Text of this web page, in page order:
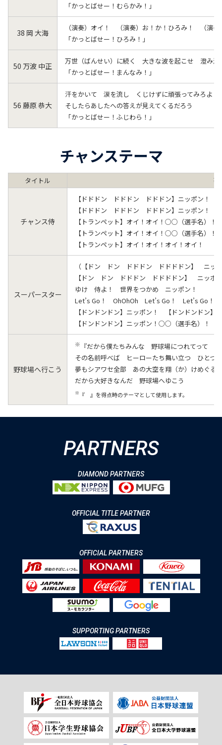
「かっとばせー！むらかみ！」
38 岡 大海
（演奏）オイ！ （演奏）お！か！ひろみ！ （演奏
「かっとばせー！ひろみ！」
50 万波 中正
万世（ばんせい）に続く 大きな波を起こせ 澄み
「かっとばせー！まんなみ！」
56 藤原 恭大
汗をかいて 涙を流し くじけずに頑張ってみろよ
そしたらあしたへの答えが見えてくるだろう
「かっとばせー！ふじわら！」
チャンステーマ
タイトル 歌
チャンス侍
【ドドドン ドドドン ドドドン】ニッポン！
【ドドドン ドドドン ドドドン】ニッポン！
【トランペット】オイ！オイ！○○（選手名）
【トランペット】オイ！オイ！○○（選手名）！
【トランペット】オイ！オイ！オイ！オイ！
スーパースター
（【ドン ドン ドドドン ドドドドン】 ニッ
【ドン ドン ドドドン ドドドドン】 ニッポ
ゆけ 侍よ！ 世界をつかめ ニッポン！
Let’s Go！ OhOhOh Let’s Go！ Let’s Go！
【ドンドンドン】ニッポン！ 【ドンドンドン
【ドンドンドン】ニッポン！○○（選手名）！
野球場へ行こう
※ 『だから僕たちみんな 野球場につれてって
その名前呼べば ヒーローたち舞い立つ ひとつ
夢もシアワセ全部 あの大空を翔（か）けめぐる
だから大好きなんだ 野球場へゆこう
※ 『 』を得点時のテーマとして使用します。
PARTNERS
DIAMOND PARTNERS
OFFICIAL TITLE PARTNER
OFFICIAL PARTNERS
SUPPORTING PARTNERS